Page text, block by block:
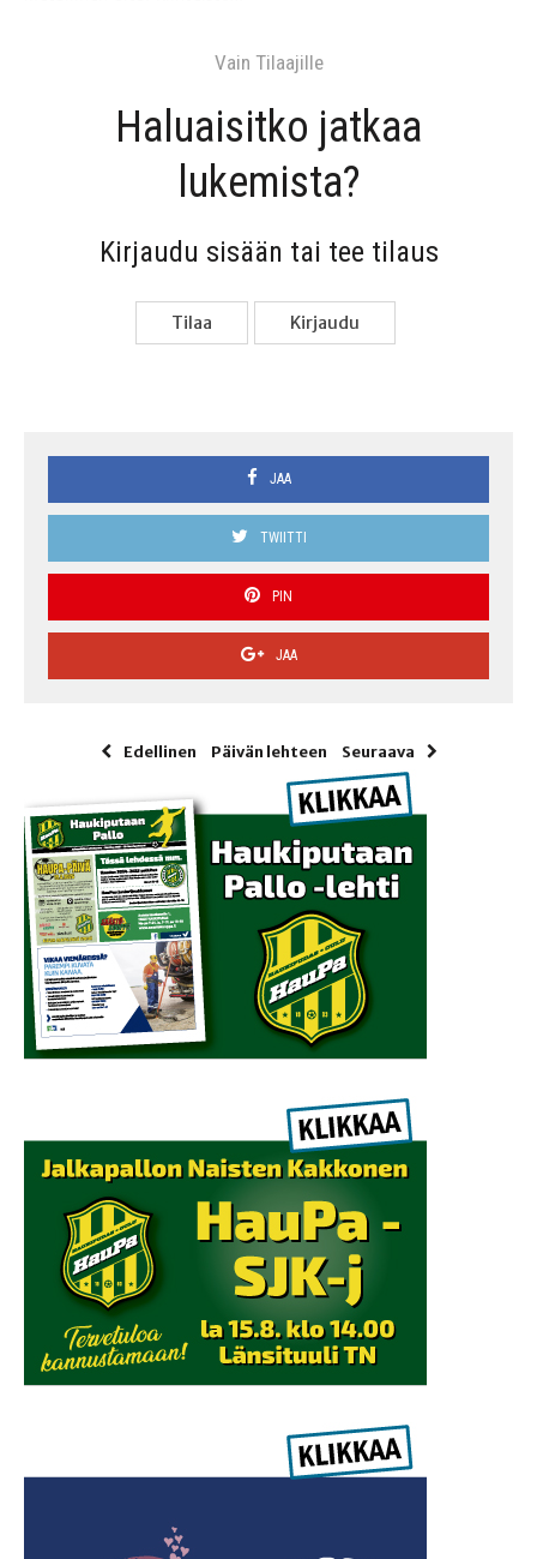
Vain Tilaa­jil­le
Haluai­sit­ko jat­kaa
lukemista?
Kir­jau­du sisään tai tee tilaus
Tilaa Kir­jau­du
JAA
TWIITTI
PIN
JAA
Edellinen Päivän lehteen Seuraava